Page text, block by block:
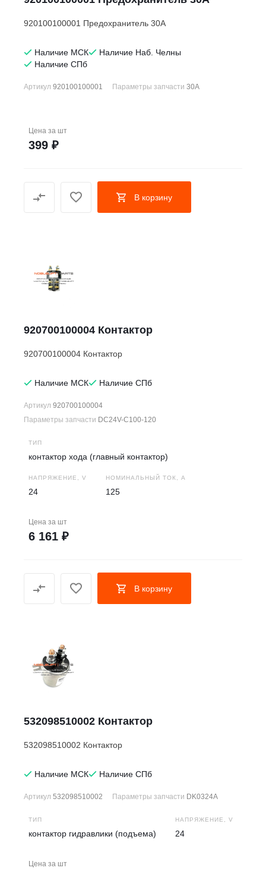
920100100001 Предохранитель 30A
Наличие МСК
Наличие Наб. Челны
Наличие СПб
Артикул 920100100001 Параметры запчасти 30А
Цена за шт
399 ₽
В корзину
920700100004 Контактор
920700100004 Контактор
Наличие МСК Наличие СПб
Артикул 920700100004
Параметры запчасти DC24V-C100-120
ТИП
контактор хода (главный контактор)
НАПРЯЖЕНИЕ, V
24
НОМИНАЛЬНЫЙ ТОК, А
125
Цена за шт
6 161 ₽
В корзину
532098510002 Контактор
532098510002 Контактор
Наличие МСК Наличие СПб
Артикул 532098510002 Параметры запчасти DK0324A
ТИП
контактор гидравлики (подъема)
НАПРЯЖЕНИЕ, V
24
Цена за шт